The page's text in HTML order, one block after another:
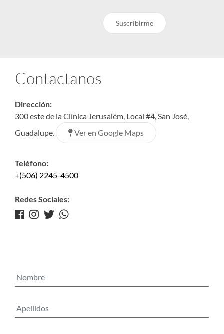
Suscribirme
Contactanos
Dirección:
300 este de la Clínica Jerusalém, Local #4, San José,
Guadalupe.
Ver en Google Maps
Teléfono:
+(506) 2245-4500
Redes Sociales: